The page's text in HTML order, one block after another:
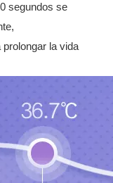
segundos se
la vida